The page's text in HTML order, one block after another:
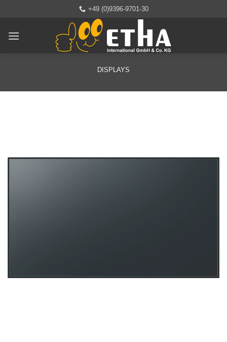
springen
+49 (0)9396-9701-30
DISPLAYS